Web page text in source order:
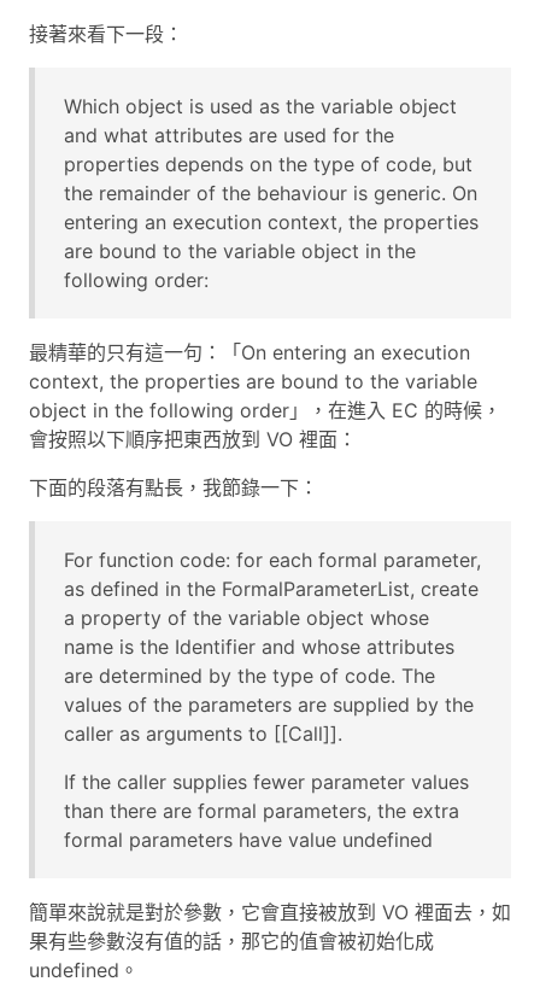
接著來看下一段：
Which object is used as the variable object
and what attributes are used for the
properties depends on the type of code, but
the remainder of the behaviour is generic. On
entering an execution context, the properties
are bound to the variable object in the
following order:
最精華的只有這一句：「On entering an execution
context, the properties are bound to the variable
object in the following order」，在進入 EC 的時候，
會按照以下順序把東西放到 VO 裡面：
下面的段落有點長，我節錄一下：
For function code: for each formal parameter,
as defined in the FormalParameterList, create
a property of the variable object whose
name is the Identifier and whose attributes
are determined by the type of code. The
values of the parameters are supplied by the
caller as arguments to [[Call]].
If the caller supplies fewer parameter values
than there are formal parameters, the extra
formal parameters have value undefined
簡單來說就是對於參數，它會直接被放到 VO 裡面去，如
果有些參數沒有值的話，那它的值會被初始化成
undefined。